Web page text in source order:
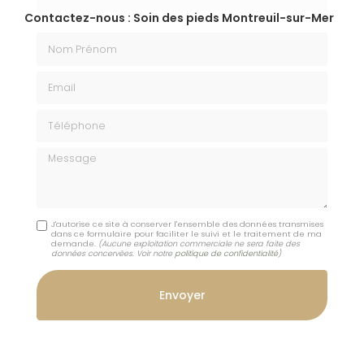
Contactez-nous : Soin des pieds Montreuil-sur-Mer
Message
J'autorise ce site à conserver l'ensemble des données transmises
dans ce formulaire pour faciliter le suivi et le traitement de ma
demande. (Aucune exploitation commerciale ne sera faite des
données concervées. Voir notre politique de confidentialité)